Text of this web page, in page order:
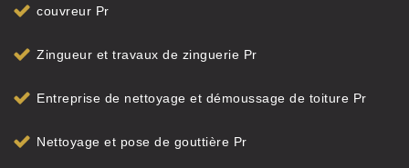
couvreur Pr
Zingueur et travaux de zinguerie Pr
Entreprise de nettoyage et démoussage de toiture Pr
Nettoyage et pose de gouttière Pr